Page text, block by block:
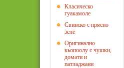
Класическо
гуакамоле
Свинско с прясно
зеле
Оригинално
кьопоолу с чушки,
домати и
патладжани